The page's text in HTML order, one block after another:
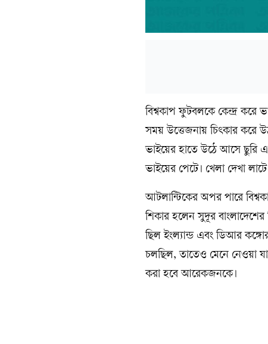
বিশ্বকাপ ফুটবলকে কেন্দ্র করে
সময় উত্তেজনায় চিৎকার করে
ভাইয়ের হাতে উঠে আসে ছুরি
ভাইয়ের পেটে। খেলা দেখা
আটলান্টিকের অপর পারে
শিকার হলেন সুদূর
ছিল ইংল্যান্ড এবং ডিআর
চলছিল, তাতেও মেনে নেওয়া
করা হবে আরেকজনকে।